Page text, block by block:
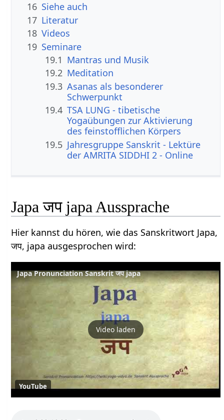
16 Siehe auch
17 Literatur
18 Videos
19 Seminare
19.1 Mantras und Musik
19.2 Meditation
19.3 Asanas als besonderer
Schwerpunkt
19.4 TSA LUNG - tibetische
Yogaübungen zur Aktivierung
des feinstofflichen Körpers
19.5 Jahresgruppe Sanskrit - Lektüre
der AMRITA SIDDHI 2 - Online
Japa जप japa Aussprache
Hier kannst du hören, wie das Sanskritwort Japa,
जप, japa ausgesprochen wird:
Japa Pronunciation Sanskrit जप japa
Video laden
YouTube